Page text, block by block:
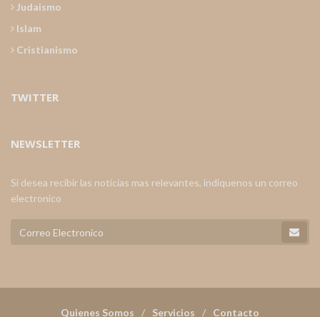
Judaismo
Islam
Cristianismo
TWITTER
NEWSLETTER
Si desea recibir las noticias mas relevantes, indiquenos un correo
electronico
Quienes Somos Servicios Contacto